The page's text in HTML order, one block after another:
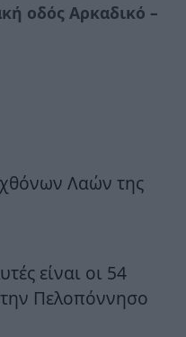
οδός Αρκαδικό –
Λαών της
είναι οι 54
Πελοπόννησο